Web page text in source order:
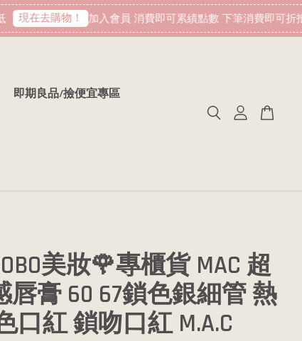
現在去購物！ 加入會員 消費即可累績點數 下筆消費即可折抵
即期良品/撿便宜專區
美妝🌹專櫃貨 MAC 超
唇膏 60 67鎖色銀細管 熱
口紅 鎖吻口紅 M.A.C